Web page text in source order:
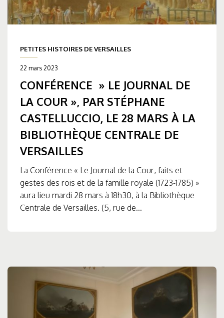
PETITES HISTOIRES DE VERSAILLES
22 mars 2023
CONFÉRENCE » LE JOURNAL DE
LA COUR », PAR STÉPHANE
CASTELLUCCIO, LE 28 MARS À LA
BIBLIOTHÈQUE CENTRALE DE
VERSAILLES
La Conférence « Le Journal de la Cour, faits et
gestes des rois et de la famille royale (1723-1785) »
aura lieu mardi 28 mars à 18h30, à la Bibliothèque
Centrale de Versailles. (5, rue de...